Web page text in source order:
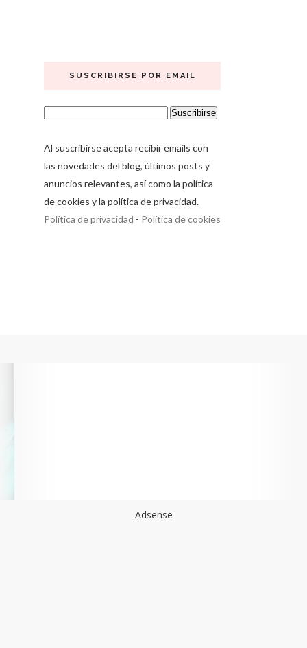
SUSCRIBIRSE POR EMAIL
Al suscribirse acepta recibir emails con
las novedades del blog, últimos posts y
anuncios relevantes, así como la política
de cookies y la política de privacidad.
Política de privacidad - Política de cookies
Adsense